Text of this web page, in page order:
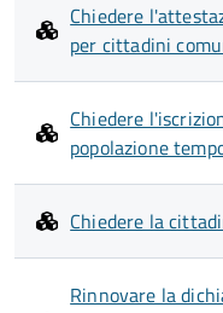
Chiedere
per cittadini
Chiedere
popolazione
Chiedere la
Rinnovare la